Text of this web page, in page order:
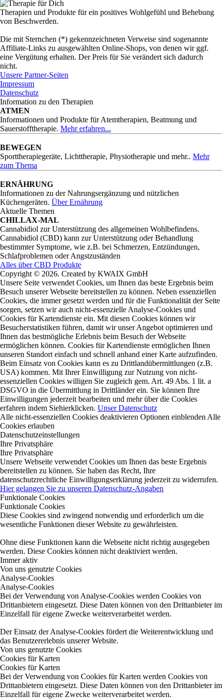
Therapien und Produkte für ein positives Wohlgefühl und Behebung
von Beschwerden.
Die mit Sternchen (*) gekennzeichneten Verweise sind sogenannte
Affiliate-Links zu ausgewählten Online-Shops, von denen wir ggf.
eine Vergütung erhalten. Der Preis für Sie verändert sich dadurch
nicht.
Unsere Partner-Seiten
Impressum
Datenschutz
Information zu den Therapien
ATMEN
Informationen und Produkte für Atemtherapien, Beatmung und
Sauerstofftherapie. Mehr erfahren...
BEWEGEN
Sporttherapiegeräte, Lichttherapie, Physiotherapie und mehr.. Mehr
zum Thema
ERNÄHRUNG
Informationen zu der Nahrungsergänzung und nützlichen
Küchengeräten. Über Ernährung
Aktuelle Themen
CHILLAX-MAL
Cannabidiol zur Unterstützung des allgemeinen Wohlbefindens.
Cannabidiol (CBD) kann zur Unterstützung oder Behandlung
bestimmter Symptome, wie z.B. bei Schmerzen, Entzündungen,
Schlafproblemen oder Angstzuständen
Alles über CBD Produkte
Copyright © 2026. Created by KWAIX GmbH
Unsere Seite verwendet Cookies, um Ihnen das beste Ergebnis beim
Besuch unserer Webseite bereitstellen zu können. Neben essenziellen
Cookies, die immer gesetzt werden und für die Funktionalität der Seite
sorgen, setzen wir auch nicht-essenzielle Analyse-Cookies und
Cookies für Kartendienste ein. Mit diesen Cookies können wir
Besucherstatistiken führen, damit wir unser Angebot optimieren und
Ihnen das bestmögliche Erlebnis beim Besuch der Webseite
ermöglichen können. Cookies für Kartendienste ermöglichen Ihnen
unseren Standort einfach und schnell anhand einer Karte aufzufinden.
Beim Einsatz von Cookies kann es zu Drittlandübermittlungen (z.B.
USA) kommen. Mit Ihrer Einwilligung zur Nutzung von nicht-
essenziellen Cookies willigen Sie zugleich gem. Art. 49 Abs. 1 lit. a
DSGVO in die Übermittlung in Drittländer ein. Sie können Ihre
Einwilligungen jederzeit bearbeiten und mehr über die Cookies
erfahren indem Siehierklicken. Unser Datenschutz
Alle nicht-essenziellen Cookies deaktivieren Optionen einblenden Alle
Cookies erlauben
Datenschutzeinstellungen
Ihre Privatsphäre
Ihre Privatsphäre
Unsere Webseite verwendet Cookies um Ihnen das beste Ergebnis
bereitstellen zu können. Sie haben das Recht, Ihre
datenschutzrechtliche Einwilligungserklärung jederzeit zu widerrufen.
Hier gelangen Sie zu unseren Datenschutz-Angaben
Funktionale Cookies
Funktionale Cookies
Diese Cookies sind zwingend notwendig und erforderlich um die
wesentliche Funktionen dieser Website zu gewährleisten.
Ohne diese Funktionen kann die Webseite nicht richtig ausgegeben
werden. Diese Cookies können nicht deaktiviert werden.
Immer aktiv
Von uns genutzte Cookies
Analyse-Cookies
Analyse-Cookies
Bei der Verwendung von Analyse-Cookies werden Cookies von
Drittanbietern eingesetzt. Diese Daten können von den Drittanbieter im
Einzelfall für eigene Zwecke weiterverarbeitet werden.
Der Einsatz der Analyse-Cookies fördert die Weiterentwicklung und
das Benutzererlebnis unserer Website.
Von uns genutzte Cookies
Cookies für Karten
Cookies für Karten
Bei der Verwendung von Cookies für Karten werden Cookies von
Drittanbietern eingesetzt. Diese Daten können von den Drittanbieter im
Einzelfall für eigene Zwecke weiterverarbeitet werden.